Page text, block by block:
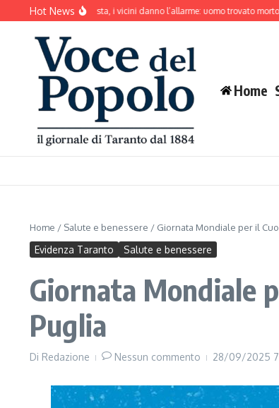
Salta al contenuto
Hot News
senza sosta, i vicini danno l’allarme: uomo trovato morto a
Home
Home / Salute e benessere / Giornata Mondiale per il
Evidenza Taranto Salute e benessere
Giornata Mondiale
Puglia
Di Redazione Nessun commento 28/09/2025